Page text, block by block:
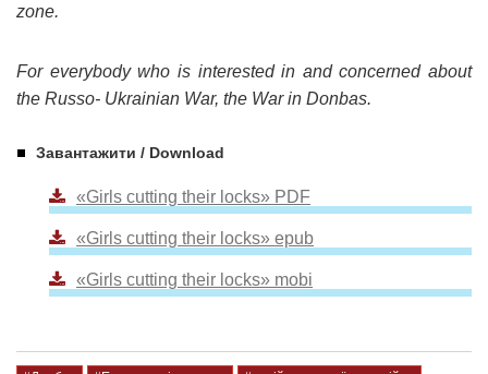
zone.
For everybody who is interested in and concerned about
the Russo- Ukrainian War, the War in Donbas.
Завантажити / Download
«Girls cutting their locks» PDF
«Girls cutting their locks» epub
«Girls cutting their locks» mobi